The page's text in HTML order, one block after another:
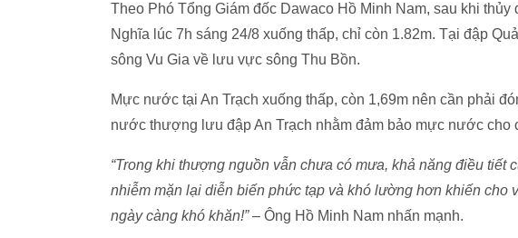
Theo Phó Tổng Giám đốc Dawaco Hồ Minh Nam, sau khi
Nghĩa lúc 7h sáng 24/8 xuống thấp, chỉ còn 1.82m. Tại đập
sông Vu Gia về lưu vực sông Thu Bồn.
Mực nước tại An Trạch xuống thấp, còn 1,69m nên cần phải
nước thượng lưu đập An Trạch nhằm đảm bảo mực nước cho
“Trong khi thượng nguồn vẫn chưa có mưa, khả năng điều tiết
nhiễm mặn lại diễn biến phức tạp và khó lường hơn khiến cho
ngày càng khó khăn!”– Ông Hồ Minh Nam nhấn mạnh.